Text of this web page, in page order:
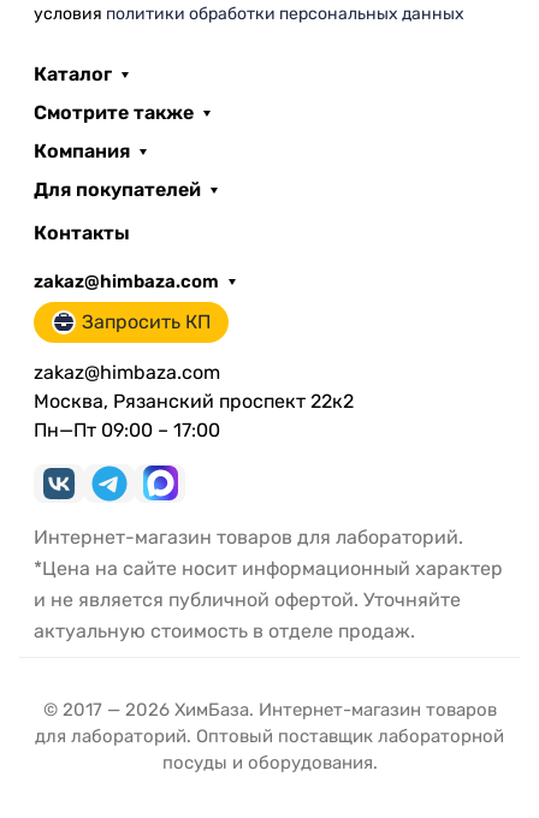
условия политики обработки персональных данных
Каталог
Смотрите также
Компания
Для покупателей
Контакты
zakaz@himbaza.com
Запросить КП
zakaz@himbaza.com
Москва, Рязанский проспект 22к2
Пн—Пт 09:00 – 17:00
Интернет-магазин товаров для лабораторий.
*Цена на сайте носит информационный характер
и не является публичной офертой. Уточняйте
актуальную стоимость в отделе продаж.
© 2017 — 2026 ХимБаза. Интернет-магазин товаров
для лабораторий. Оптовый поставщик лабораторной
посуды и оборудования.